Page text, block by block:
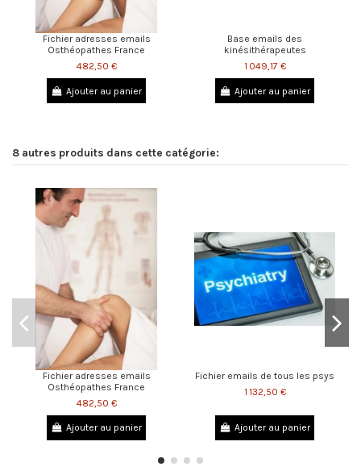
Fichier adresses emails
Osthéopathes France
482,50 €
Ajouter au panier
Base emails des
kinésithérapeutes
1 049,17 €
Ajouter au panier
8 autres produits dans cette catégorie:
Fichier adresses emails
Osthéopathes France
482,50 €
Ajouter au panier
Fichier emails de tous les psys
1 132,50 €
Ajouter au panier